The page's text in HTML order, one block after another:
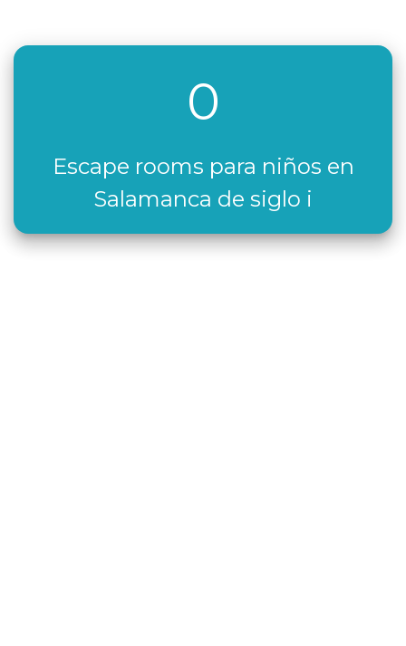
0
Escape rooms para niños en
Salamanca de siglo i